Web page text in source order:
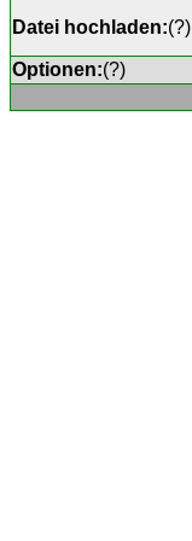
Datei hochladen:(?)
Optionen:(?)